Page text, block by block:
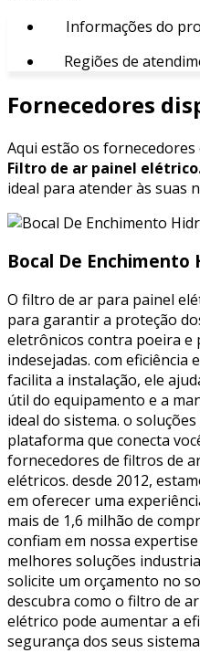
Informações do
Regiões de
Fornecedores
Aqui estão os fornecedores
Filtro de ar painel
ideal para atender às suas
Bocal De Enchimento
O filtro de ar para painel
para garantir a proteção
eletrônicos contra poeira e
indesejadas. com eficiência
facilita a instalação, ele
útil do equipamento e a
ideal do sistema. o
plataforma que conecta
fornecedores de filtros de
elétricos. desde 2012,
em oferecer uma
mais de 1,6 milhão de
confiam em nossa
melhores soluções
solicite um orçamento no
descubra como o filtro de
elétrico pode aumentar a
segurança dos seus